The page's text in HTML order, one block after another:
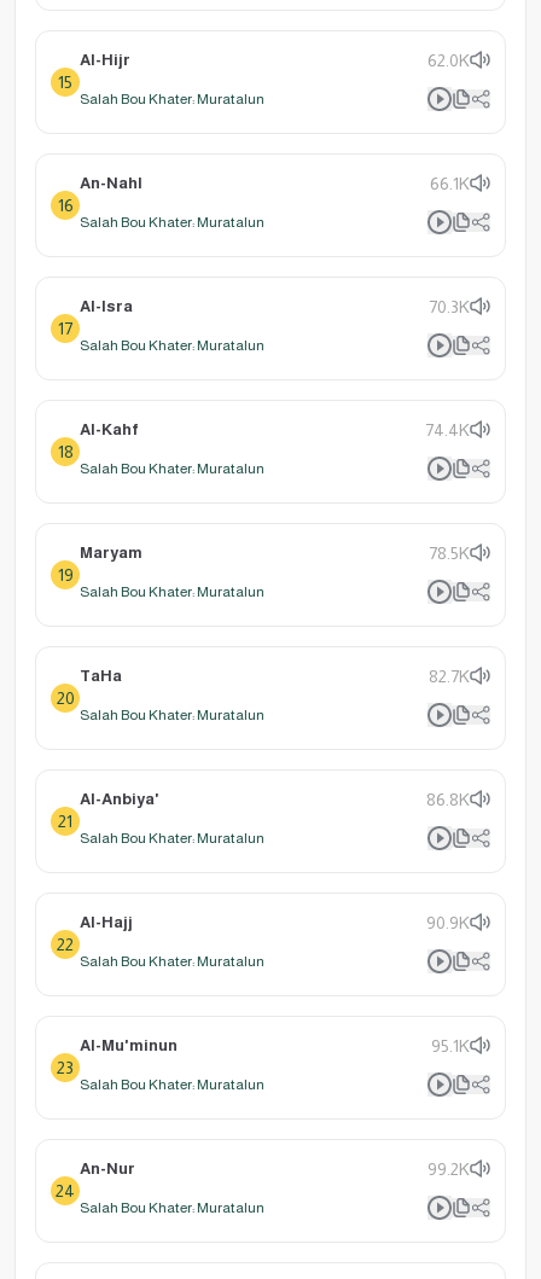
15
Al-Hijr 62.0K
Salah Bou Khater: Muratalun
16
An-Nahl 66.1K
Salah Bou Khater: Muratalun
17
Al-Isra 70.3K
Salah Bou Khater: Muratalun
18
Al-Kahf 74.4K
Salah Bou Khater: Muratalun
19
Maryam 78.5K
Salah Bou Khater: Muratalun
20
TaHa 82.7K
Salah Bou Khater: Muratalun
21
Al-Anbiya' 86.8K
Salah Bou Khater: Muratalun
22
Al-Hajj 90.9K
Salah Bou Khater: Muratalun
23
Al-Mu'minun 95.1K
Salah Bou Khater: Muratalun
24
An-Nur 99.2K
Salah Bou Khater: Muratalun